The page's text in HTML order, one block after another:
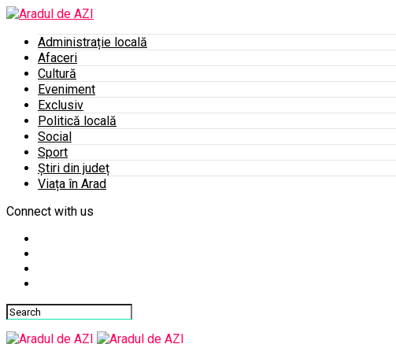
Administrație locală
Afaceri
Cultură
Eveniment
Exclusiv
Politică locală
Social
Sport
Știri din județ
Viața în Arad
Connect with us